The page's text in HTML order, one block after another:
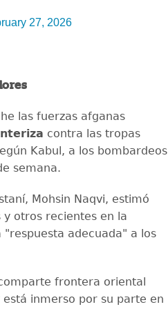
27, 2026
las fuerzas afganas
contra las tropas
Kabul, a los bombardeos
semana.
Mohsin Naqvi, estimó
y otros recientes en la
"respuesta adecuada" a los
frontera oriental
está inmerso por su parte en